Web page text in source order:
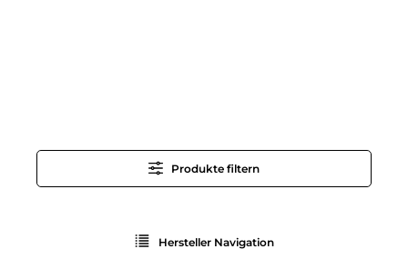
Produkte filtern
Hersteller Navigation